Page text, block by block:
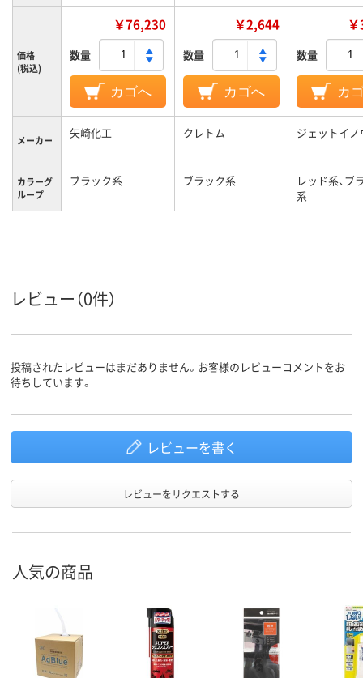
価格
(税込)
￥76,230
数量
カゴへ
￥2,644
数量
カゴへ
数量
カ
メーカー 矢崎化工 クレトム ジェットイノ
カラーグ
ループ
ブラック系 ブラック系
レッド系、ブ
系
レビュー（0件）
投稿されたレビューはまだありません。お客様のレビューコメントをお
待ちしています。
レビューを書く
レビューをリクエストする
人気の商品